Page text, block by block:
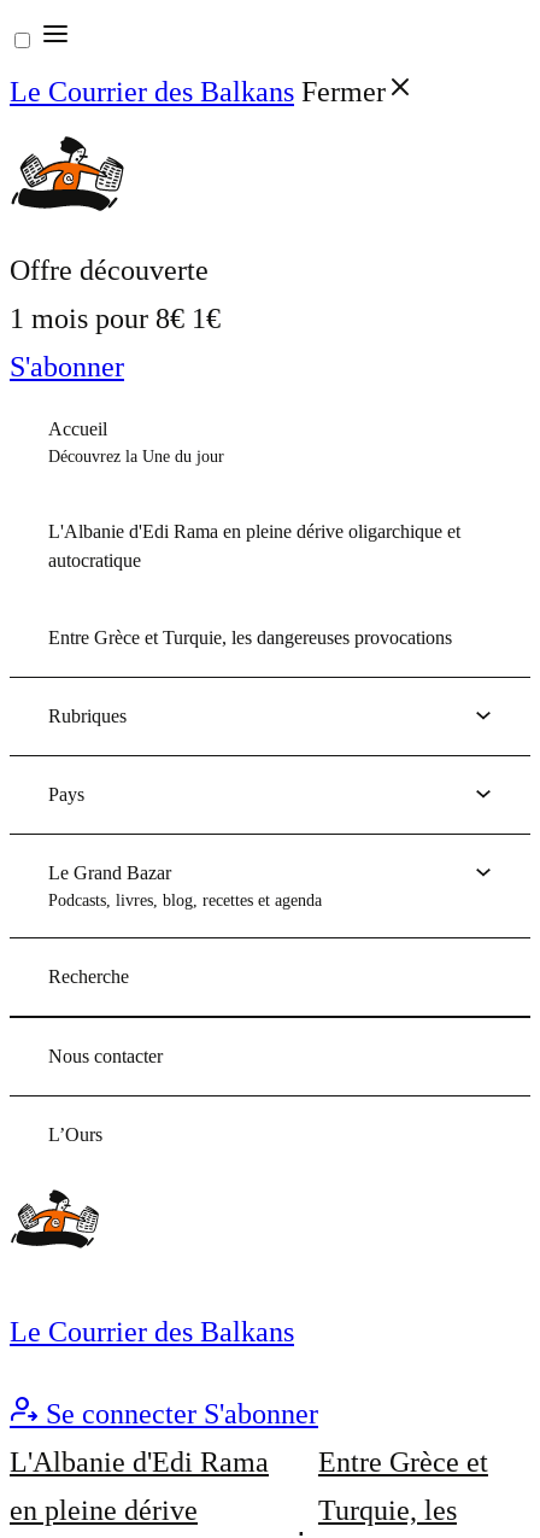
Aller
au
contenu
Le Courrier des Balkans Fermer
Offre découverte
1 mois pour 8€ 1€
S'abonner
Accueil
Découvrez la Une du jour
L'Albanie d'Edi Rama en pleine dérive oligarchique et
autocratique
Entre Grèce et Turquie, les dangereuses provocations
Rubriques
Pays
Le Grand Bazar
Podcasts, livres, blog, recettes et agenda
Recherche
Nous contacter
L’Ours
Le Courrier des Balkans
Se connecter S'abonner
L'Albanie d'Edi Rama
en pleine dérive
Entre Grèce et
Turquie, les